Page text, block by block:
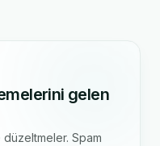
gelen
Spam